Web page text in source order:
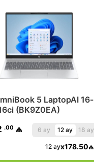
5 LaptopAI 16-
(BK9Z0EA)
.00 ₼ 6 ay 12 ay 18 ay
12 ayx178.50₼